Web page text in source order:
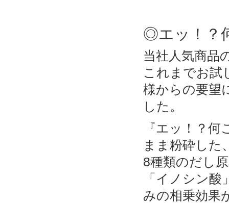
◎エッ！？
当社人気商品
これまでお試
様からの要望
した。
『エッ！？
まま粉砕した
8種類のだし
「イノシン
みの相乗効果